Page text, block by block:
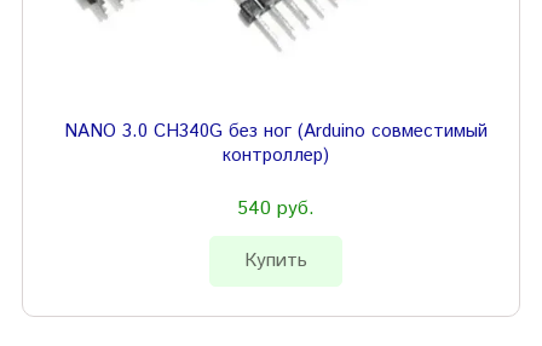
NANO 3.0 CH340G без ног (Arduino совместимый
контроллер)
540 руб.
Купить